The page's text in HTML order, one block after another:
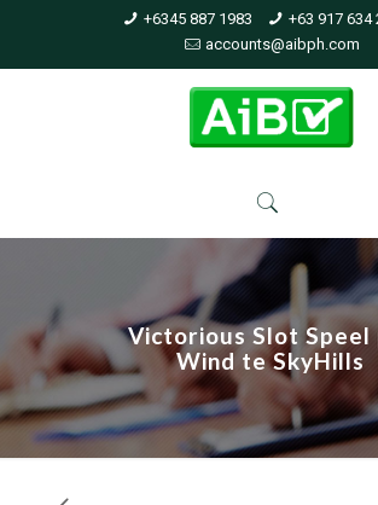
+6345 887 1983
+63 917 634
accounts@aibph.com
Victorious Slot Speel
Wind te SkyHills